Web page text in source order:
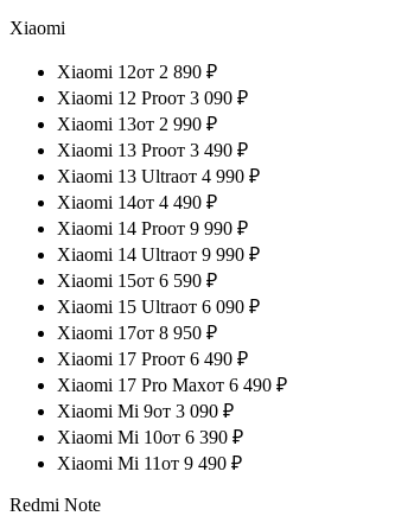
Xiaomi
Xiaomi 12от 2 890 ₽
Xiaomi 12 Proот 3 090 ₽
Xiaomi 13от 2 990 ₽
Xiaomi 13 Proот 3 490 ₽
Xiaomi 13 Ultraот 4 990 ₽
Xiaomi 14от 4 490 ₽
Xiaomi 14 Proот 9 990 ₽
Xiaomi 14 Ultraот 9 990 ₽
Xiaomi 15от 6 590 ₽
Xiaomi 15 Ultraот 6 090 ₽
Xiaomi 17от 8 950 ₽
Xiaomi 17 Proот 6 490 ₽
Xiaomi 17 Pro Maxот 6 490 ₽
Xiaomi Mi 9от 3 090 ₽
Xiaomi Mi 10от 6 390 ₽
Xiaomi Mi 11от 9 490 ₽
Redmi Note